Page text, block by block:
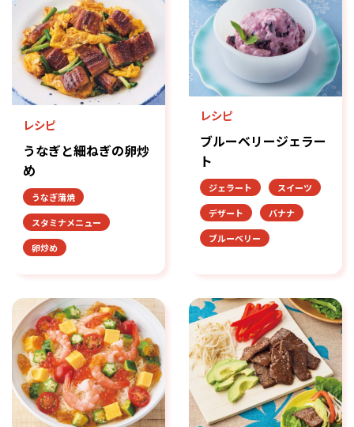
レシピ
うなぎと細ねぎの卵炒
め
うなぎ蒲焼
スタミナメニュー
卵炒め
レシピ
ブルーベリージェラー
ト
ジェラート
スイーツ
デザート
バナナ
ブルーベリー